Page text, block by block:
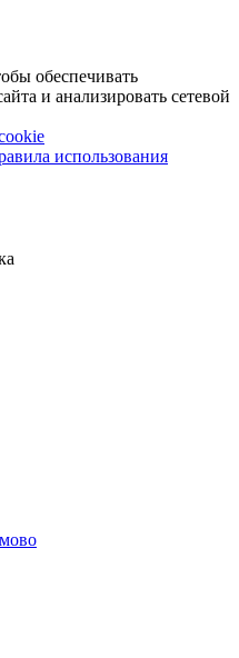
обеспечивать
и анализировать сетевой
использования